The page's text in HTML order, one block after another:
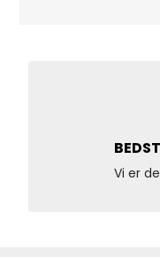
Vi er